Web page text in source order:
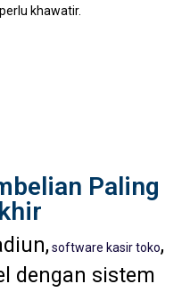
khawatir.
Paling
software kasir toko,
dengan sistem